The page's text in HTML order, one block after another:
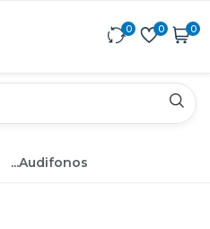
0 0 0
...Audifonos